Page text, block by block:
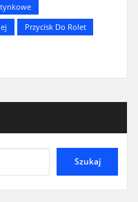
Przycisk Do Rolet
Szukaj